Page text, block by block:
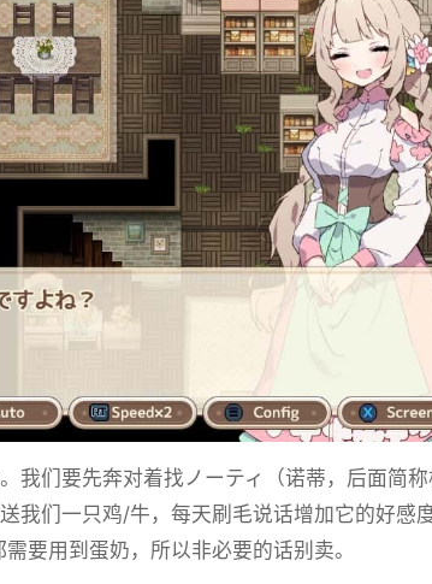
我们要先奔对着找ノーティ（诺蒂，后面简
我们一只鸡/牛，每天刷毛说话增加它的好感
要用到蛋奶，所以非必要的话别卖。